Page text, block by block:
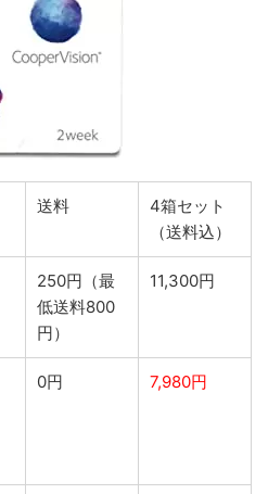
送料
4箱セット
（送料込）
250円（最
低送料800
円）
11,300円
0円 7,980円